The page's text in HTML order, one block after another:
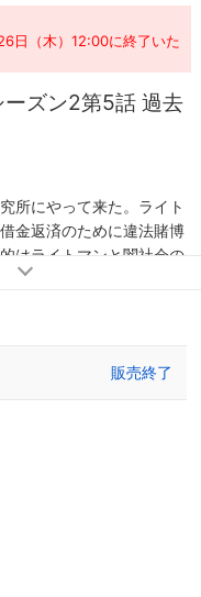
日（木）12:00に終了いた
ーズン2第5話 過去
所にやって来た。ライト
金返済のために違法賭博
はライトマンと闇社会の
一方その頃、研究所では
販売終了